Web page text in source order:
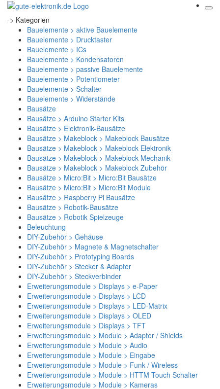
-> Kategorien
Bauelemente > aktive Bauelemente
Bauelemente > Drucktaster
Bauelemente > ICs
Bauelemente > Kondensatoren
Bauelemente > passive Bauelemente
Bauelemente > Potentiometer
Bauelemente > Schalter
Bauelemente > Widerstände
Bausätze
Bausätze > Arduino Starter Kits
Bausätze > Elektronik-Bausätze
Bausätze > Makeblock > Makeblock Bausätze
Bausätze > Makeblock > Makeblock Elektronik
Bausätze > Makeblock > Makeblock Mechanik
Bausätze > Makeblock > Makeblock Zubehör
Bausätze > Micro:Bit > Micro:Bit Bausätze
Bausätze > Micro:Bit > Micro:Bit Module
Bausätze > Raspberry Pi Bausätze
Bausätze > Robotik-Bausätze
Bausätze > Robotik Spielzeuge
Beleuchtung
DIY-Zubehör > Gehäuse
DIY-Zubehör > Magnete & Magnetschalter
DIY-Zubehör > Prototyping Boards
DIY-Zubehör > Stecker & Adapter
DIY-Zubehör > Steckverbinder
Erweiterungsmodule > Displays > e-Paper
Erweiterungsmodule > Displays > LCD
Erweiterungsmodule > Displays > LED-Matrix
Erweiterungsmodule > Displays > OLED
Erweiterungsmodule > Displays > TFT
Erweiterungsmodule > Module > Adapter / Shields
Erweiterungsmodule > Module > Audio
Erweiterungsmodule > Module > Eingabe
Erweiterungsmodule > Module > Funk / Wireless
Erweiterungsmodule > Module > HTTM Touch Schalter
Erweiterungsmodule > Module > Kameras